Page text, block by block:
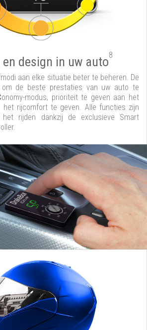
design in uw auto8
aan elke situatie beter te beheren. De
om de beste prestaties van uw auto te
onomy-modus, prioriteit te geven aan het
het rijcomfort te geven. Alle functies zijn
het rijden dankzij de exclusieve Smart